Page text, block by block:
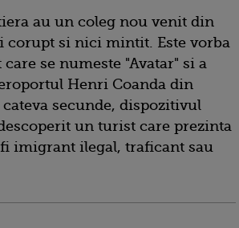
au un coleg nou venit din
corupt si nici mintit. Este vorba
se numeste "Avatar" si a
Henri Coanda din
secunde, dispozitivul
un turist care prezinta
imigrant ilegal, traficant sau